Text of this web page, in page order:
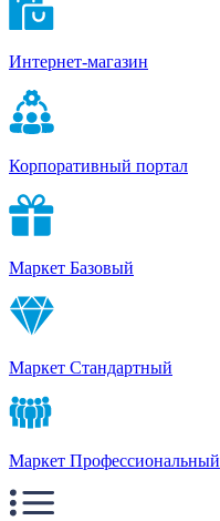
Интернет-магазин
Корпоративный портал
Маркет Базовый
Маркет Стандартный
Маркет Профессиональный